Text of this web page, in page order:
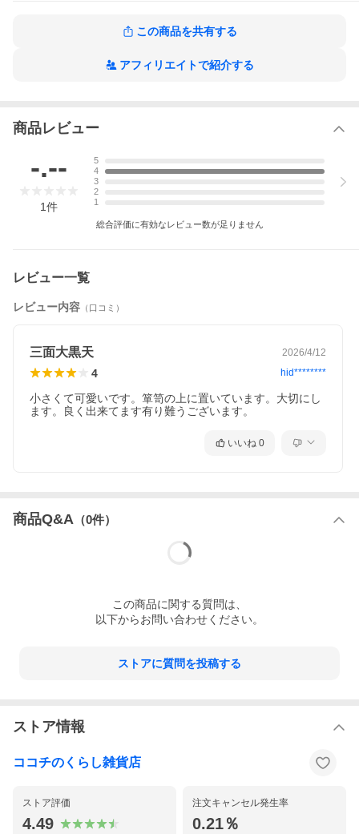
メーカー直送のため、他の商品とのまとめ買いが不可となってい
ます。
この商品を共有する
アフィリエイトで紹介する
商品レビュー
-.--
1件
5
4
3
2
1
総合評価に有効なレビュー数が足りません
レビュー一覧
レビュー内容 （口コミ）
三面大黒天 2026/4/12
4 hid********
小さくて可愛いです。箪笥の上に置いています。大切にし
ます。良く出来てます有り難うございます。
いいね 0
商品Q&A （0件）
この商品に関する質問は、
以下からお問い合わせください。
ストアに質問を投稿する
ストア情報
ココチのくらし雑貨店
ストア評価
4.49
注文キャンセル発生率
0.21％